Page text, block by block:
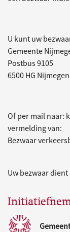
U kunt uw
Gemeente
Postbus 9105
6500 HG Nijmegen
Of per mail naar:
vermelding van:
Bezwaar
Uw bezwaar